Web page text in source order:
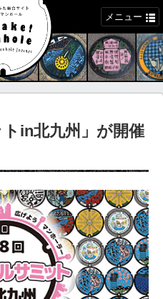
メニュー
トin北九州」が開催